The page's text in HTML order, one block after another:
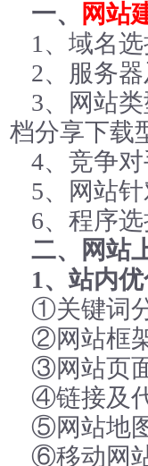
一、
网站
1、域名
2、服务
3、网站
档分享下
4、竞争
5、网站
6、程序
二、网站
1、站内
①关键词
②网站框
③网站页
④链接及
⑤网站地
⑥移动网